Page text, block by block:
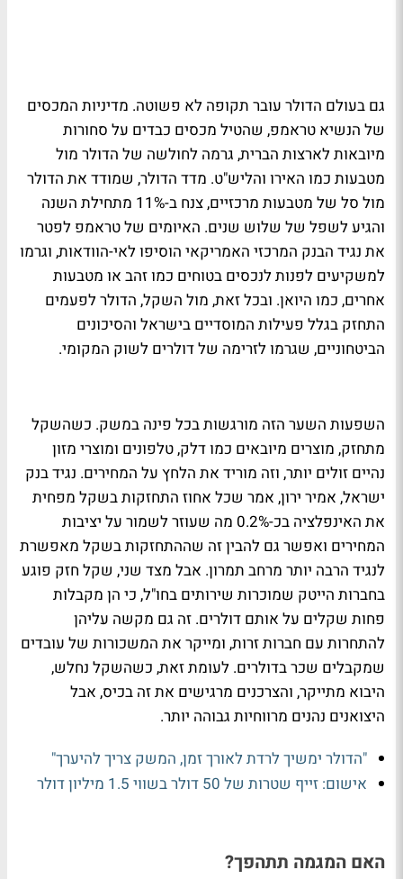
גם בעולם הדולר עובר תקופה לא פשוטה. מדיניות המכסים
של הנשיא טראמפ, שהטיל מכסים כבדים על סחורות
מיובאות לארצות הברית, גרמה לחולשה של הדולר מול
מטבעות כמו האירו והליש"ט. מדד הדולר, שמודד את הדולר
מול סל של מטבעות מרכזיים, צנח ב-11% מתחילת השנה
והגיע לשפל של שלוש שנים. האיומים של טראמפ לפטר
את נגיד הבנק המרכזי האמריקאי הוסיפו לאי-הוודאות, וגרמו
למשקיעים לפנות לנכסים בטוחים כמו זהב או מטבעות
אחרים, כמו היואן. ובכל זאת, מול השקל, הדולר לפעמים
התחזק בגלל פעילות המוסדיים בישראל והסיכונים
הביטחוניים, שגרמו לזרימה של דולרים לשוק המקומי.
השפעות השער הזה מורגשות בכל פינה במשק. כשהשקל
מתחזק, מוצרים מיובאים כמו דלק, טלפונים ומוצרי מזון
נהיים זולים יותר, וזה מוריד את הלחץ על המחירים. נגיד בנק
ישראל, אמיר ירון, אמר שכל אחוז התחזקות בשקל מפחית
את האינפלציה בכ-0.2% מה שעוזר לשמור על יציבות
המחירים ואפשר גם להבין זה שההתחזקות בשקל מאפשרת
לנגיד הרבה יותר מרחב תמרון. אבל מצד שני, שקל חזק פוגע
בחברות הייטק שמוכרות שירותים בחו"ל, כי הן מקבלות
פחות שקלים על אותם דולרים. זה גם מקשה עליהן
להתחרות עם חברות זרות, ומייקר את המשכורות של עובדים
שמקבלים שכר בדולרים. לעומת זאת, כשהשקל נחלש,
היבוא מתייקר, והצרכנים מרגישים את זה בכיס, אבל
היצואנים נהנים מרווחיות גבוהה יותר.
"הדולר ימשיך לרדת לאורך זמן, המשק צריך להיערך"
אישום: זייף שטרות של 50 דולר בשווי 1.5 מיליון דולר
האם המגמה תתהפך?